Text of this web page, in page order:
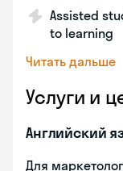
Assisted
to learning
Читать дальше
Услуги и
Английский
Для